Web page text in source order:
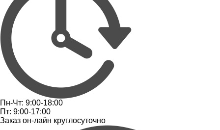
Пн-Чт: 9:00-18:00
Пт: 9:00-17:00
Заказ он-лайн круглосуточно